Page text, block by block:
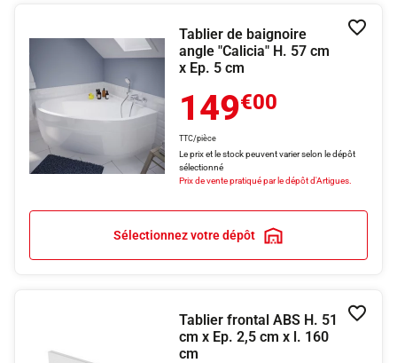
Tablier de baignoire
angle "Calicia" H. 57 cm
x Ep. 5 cm
149€00
TTC/pièce
Le prix et le stock peuvent varier selon le dépôt
sélectionné
Prix de vente pratiqué par le dépôt d'Artigues.
Sélectionnez votre dépôt
Tablier frontal ABS H. 51
cm x Ep. 2,5 cm x l. 160
cm